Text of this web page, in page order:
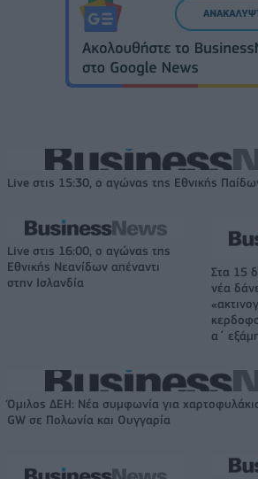
Live στις 15:30, ο αγώνας της Εθνικής
Live στις 16:00, ο αγώνας της
Εθνικής Νεανίδων απέναντι
στην Ισλανδία
Στα 15
νέα
α΄
Όμιλος ΔΕΗ: Νέα συμφωνία για
GW σε Πολωνία και Ουγγαρία